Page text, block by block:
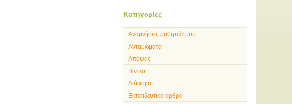
Kατηγορίες
Αναμνήσεις μαθητών μου
Ανταμώματα
Απόψεις
Βίντεο
Διάφορα
Εκπαιδευτικά άρθρα